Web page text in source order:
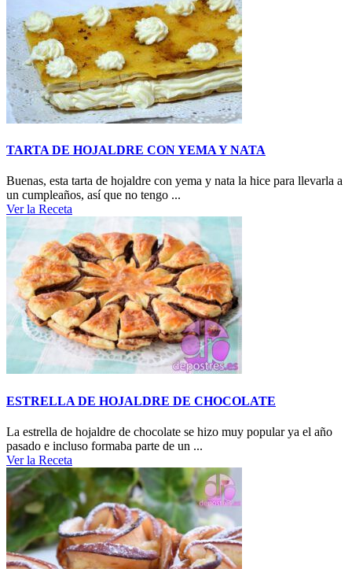
TARTA DE HOJALDRE CON YEMA Y NATA
Buenas, esta tarta de hojaldre con yema y nata la hice para llevarla a
un cumpleaños, así que no tengo ...
Ver la Receta
ESTRELLA DE HOJALDRE DE CHOCOLATE
La estrella de hojaldre de chocolate se hizo muy popular ya el año
pasado e incluso formaba parte de un ...
Ver la Receta